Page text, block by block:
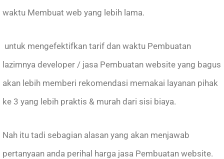
waktu Membuat web yang lebih lama.
untuk mengefektifkan tarif dan waktu Pembuatan
lazimnya developer / jasa Pembuatan website yang bagus
akan lebih memberi rekomendasi memakai layanan pihak
ke 3 yang lebih praktis & murah dari sisi biaya.
Nah itu tadi sebagian alasan yang akan menjawab
pertanyaan anda perihal harga jasa Pembuatan website.